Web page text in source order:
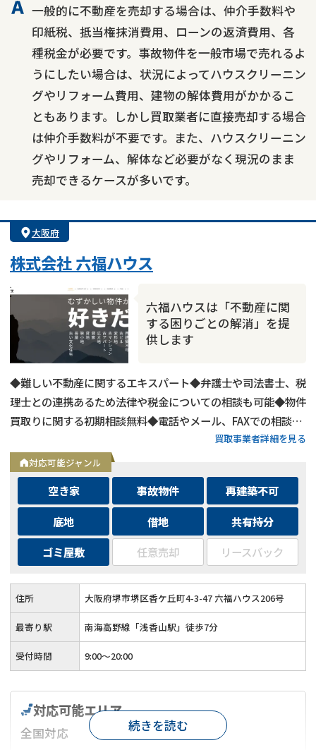
一般的に不動産を売却する場合は、仲介手数料や
印紙税、抵当権抹消費用、ローンの返済費用、各
種税金が必要です。事故物件を一般市場で売れるよ
うにしたい場合は、状況によってハウスクリーニン
グやリフォーム費用、建物の解体費用がかかるこ
ともあります。しかし買取業者に直接売却する場合
は仲介手数料が不要です。また、ハウスクリーニン
グやリフォーム、解体など必要がなく現況のまま
売却できるケースが多いです。
大阪府
株式会社 六福ハウス
六福ハウスは「不動産に関
する困りごとの解消」を提
供します
◆難しい不動産に関するエキスパート◆弁護士や司法書士、税
理士との連携あるため法律や税金についての相談も可能◆物件
買取りに関する初期相談無料◆電話やメール、FAXでの相談可
買取事業者詳細を見る
対応可能ジャンル
空き家 事故物件
再建築不可
底地
借地
共有持分
ゴミ屋敷
任意売却 リースバック
住所 大阪府堺市堺区香ケ丘町4-3-47 六福ハウス206号
最寄り駅 南海高野線「浅香山駅」徒歩7分
受付時間 9:00～20:00
対応可能エリア
全国対応 続きを読む